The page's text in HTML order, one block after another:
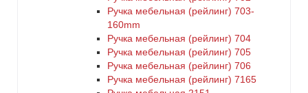
Ручка мебельная (рейлинг) 703-
160mm
Ручка мебельная (рейлинг) 704
Ручка мебельная (рейлинг) 705
Ручка мебельная (рейлинг) 706
Ручка мебельная (рейлинг) 7165